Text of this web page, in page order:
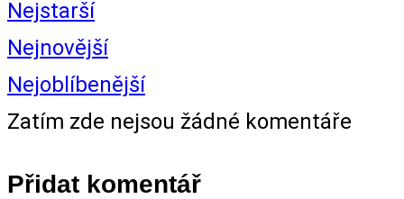
Nejstarší
Nejnovější
Nejoblíbenější
Zatím zde nejsou žádné komentáře
Přidat komentář